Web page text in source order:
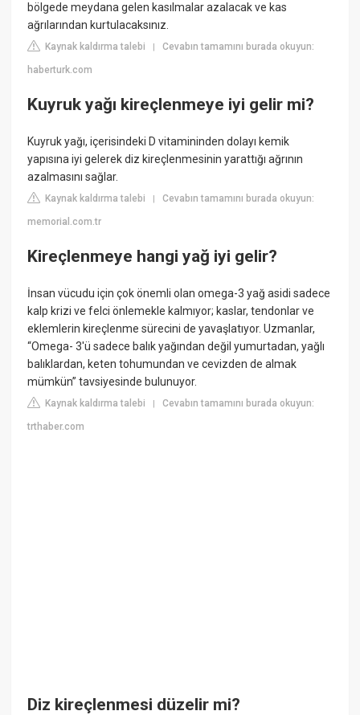
bölgede meydana gelen kasılmalar azalacak ve kas
ağrılarından kurtulacaksınız.
Kaynak kaldırma talebi |Cevabın tamamını burada okuyun:
haberturk.com
Kuyruk yağı kireçlenmeye iyi gelir mi?
Kuyruk yağı, içerisindeki D vitamininden dolayı kemik
yapısına iyi gelerek diz kireçlenmesinin yarattığı ağrının
azalmasını sağlar.
Kaynak kaldırma talebi |Cevabın tamamını burada okuyun:
memorial.com.tr
Kireçlenmeye hangi yağ iyi gelir?
İnsan vücudu için çok önemli olan omega-3 yağ asidi sadece
kalp krizi ve felci önlemekle kalmıyor; kaslar, tendonlar ve
eklemlerin kireçlenme sürecini de yavaşlatıyor. Uzmanlar,
“Omega- 3'ü sadece balık yağından değil yumurtadan, yağlı
balıklardan, keten tohumundan ve cevizden de almak
mümkün” tavsiyesinde bulunuyor.
Kaynak kaldırma talebi |Cevabın tamamını burada okuyun:
trthaber.com
Diz kireçlenmesi düzelir mi?